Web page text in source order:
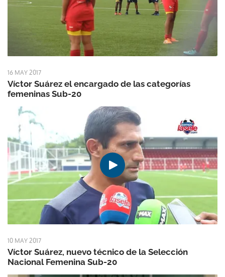
16 MAY 2017
Víctor Suárez el encargado de las categorías
femeninas Sub-20
10 MAY 2017
Víctor Suárez, nuevo técnico de la Selección
Nacional Femenina Sub-20